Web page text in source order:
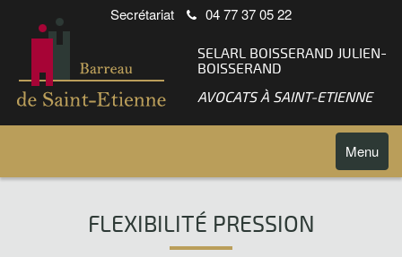
Secrétariat 04 77 37 05 22
SELARL BOISSERAND JULIEN-
BOISSERAND
AVOCATS À SAINT-ETIENNE
Toggle
Menu
FLEXIBILITÉ PRESSION